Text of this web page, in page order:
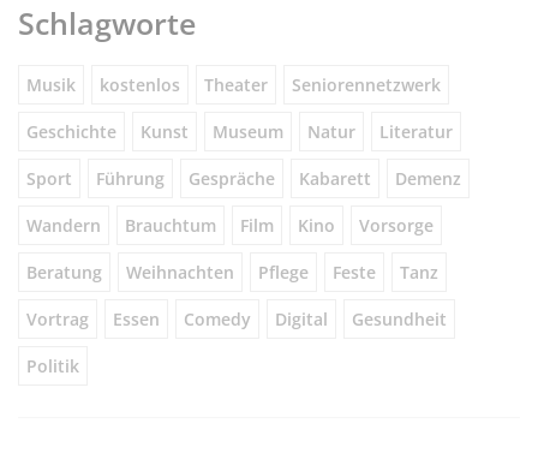
Schlagworte
Musik kostenlos Theater Seniorennetzwerk
Geschichte Kunst Museum Natur Literatur
Sport Führung Gespräche Kabarett Demenz
Wandern Brauchtum Film Kino Vorsorge
Beratung Weihnachten Pflege Feste Tanz
Vortrag Essen Comedy Digital Gesundheit
Politik